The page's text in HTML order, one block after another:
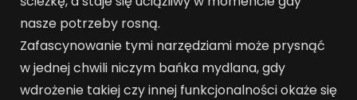
nasze potrzeby rosną.
Zafascynowanie tymi narzędziami może prysnąć
w jednej chwili niczym bańka mydlana, gdy
wdrożenie takiej czy innej funkcjonalności okaże się